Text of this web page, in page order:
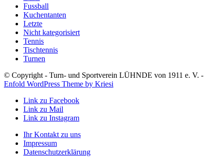
Fussball
Kuchentanten
Letzte
Nicht kategorisiert
Tennis
Tischtennis
Turnen
© Copyright - Turn- und Sportverein LÜHNDE von 1911 e. V. -
Enfold WordPress Theme by Kriesi
Link zu Facebook
Link zu Mail
Link zu Instagram
Ihr Kontakt zu uns
Impressum
Datenschutzerklärung